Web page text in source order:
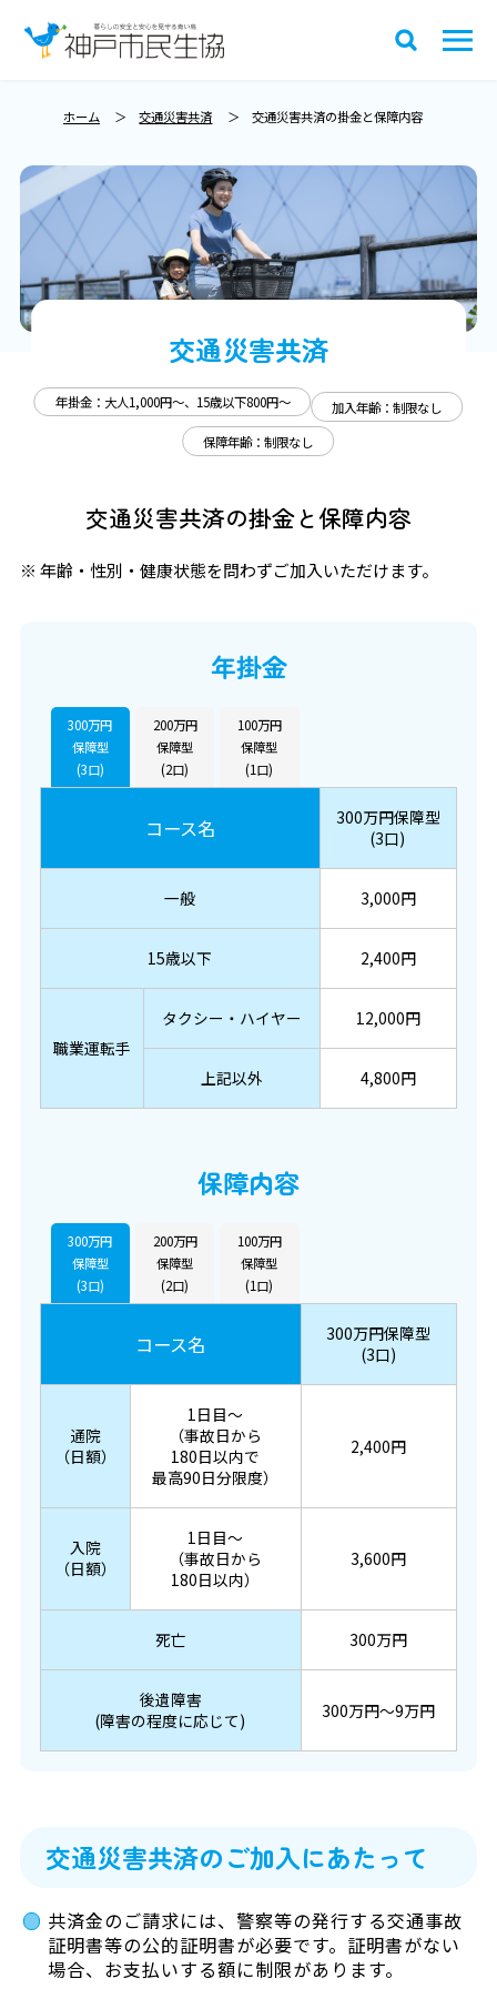
ホーム 交通災害共済 交通災害共済の掛金と保障内容
交通災害共済
年掛金：大人1,000円～、15歳以下800円～
加入年齢：制限なし
保障年齢：制限なし
交通災害共済の掛金と保障内容
※ 年齢・性別・健康状態を問わずご加入いただけます。
年掛金
300万円
保障型
(3口)
200万円
保障型
(2口)
100万円
保障型
(1口)
コース名
300万円保障型
(3口)
一般 3,000円
15歳以下 2,400円
職業運転手
タクシー・ハイヤー 12,000円
上記以外 4,800円
保障内容
300万円
保障型
(3口)
200万円
保障型
(2口)
100万円
保障型
(1口)
コース名
300万円保障型
(3口)
通院
（日額）
1日目～
（事故日から
180日以内で
最高90日分限度）
2,400円
入院
（日額）
1日目～
（事故日から
180日以内）
3,600円
死亡 300万円
後遺障害
(障害の程度に応じて)
300万円～9万円
交通災害共済のご加入にあたって
共済金のご請求には、警察等の発行する交通事故
証明書等の公的証明書が必要です。証明書がない
場合、お支払いする額に制限があります。